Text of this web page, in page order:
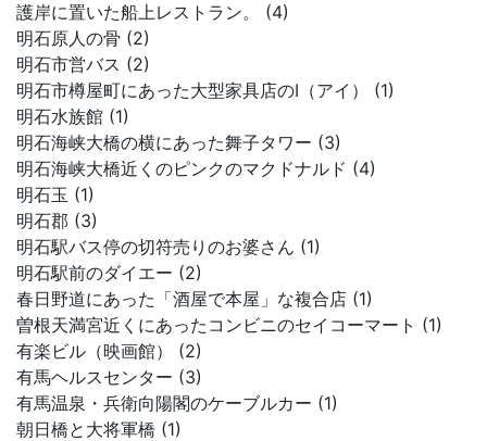
護岸に置いた船上レストラン。 (4)
明石原人の骨 (2)
明石市営バス (2)
明石市樽屋町にあった大型家具店のI（アイ） (1)
明石水族館 (1)
明石海峡大橋の横にあった舞子タワー (3)
明石海峡大橋近くのピンクのマクドナルド (4)
明石玉 (1)
明石郡 (3)
明石駅バス停の切符売りのお婆さん (1)
明石駅前のダイエー (2)
春日野道にあった「酒屋で本屋」な複合店 (1)
曽根天満宮近くにあったコンビニのセイコーマート (1)
有楽ビル（映画館） (2)
有馬ヘルスセンター (3)
有馬温泉・兵衛向陽閣のケーブルカー (1)
朝日橋と大将軍橋 (1)